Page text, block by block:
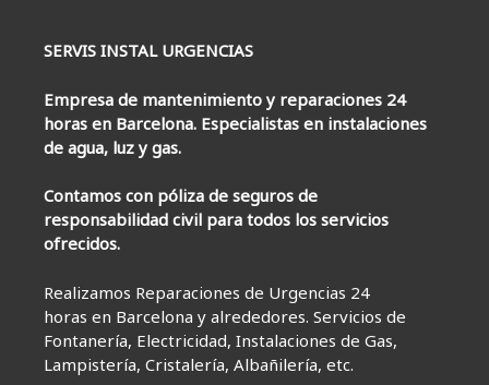
SERVIS INSTAL URGENCIAS
Empresa de mantenimiento y reparaciones 24
horas en Barcelona. Especialistas en instalaciones
de agua, luz y gas.
Contamos con póliza de seguros de
responsabilidad civil para todos los servicios
ofrecidos.
Realizamos Reparaciones de Urgencias 24
horas en Barcelona y alrededores. Servicios de
Fontanería, Electricidad, Instalaciones de Gas,
Lampistería, Cristalería, Albañilería, etc.